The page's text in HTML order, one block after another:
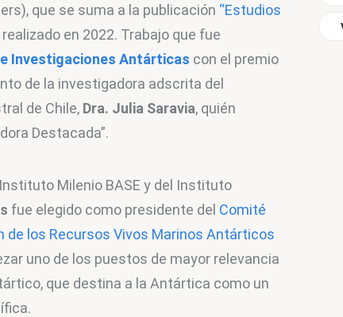
que se suma a la publicación “Estudios
en 2022. Trabajo que fue
Investigaciones Antárticas con el premio
de la investigadora adscrita del
de Chile, Dra. Julia Saravia, quién
Destacada”.
Milenio BASE y del Instituto
fue elegido como presidente del Comité
de los Recursos Vivos Marinos Antárticos
uno de los puestos de mayor relevancia
que destina a la Antártica como un